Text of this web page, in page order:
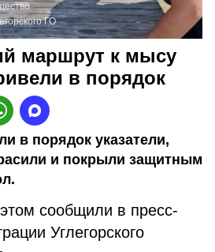
ГО
маршрут к мысу
в порядок
в порядок указатели,
и покрыли защитным
сообщили в пресс-
Углегорского